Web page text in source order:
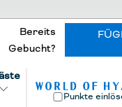
Bereits
Gebucht?
Punkte